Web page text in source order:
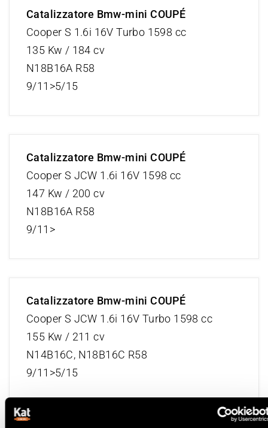
Catalizzatore Bmw-mini COUPÉ
Cooper S 1.6i 16V Turbo 1598 cc
135 Kw / 184 cv
N18B16A R58
9/11>5/15
Catalizzatore Bmw-mini COUPÉ
Cooper S JCW 1.6i 16V 1598 cc
147 Kw / 200 cv
N18B16A R58
9/11>
Catalizzatore Bmw-mini COUPÉ
Cooper S JCW 1.6i 16V Turbo 1598 cc
155 Kw / 211 cv
N14B16C, N18B16C R58
9/11>5/15